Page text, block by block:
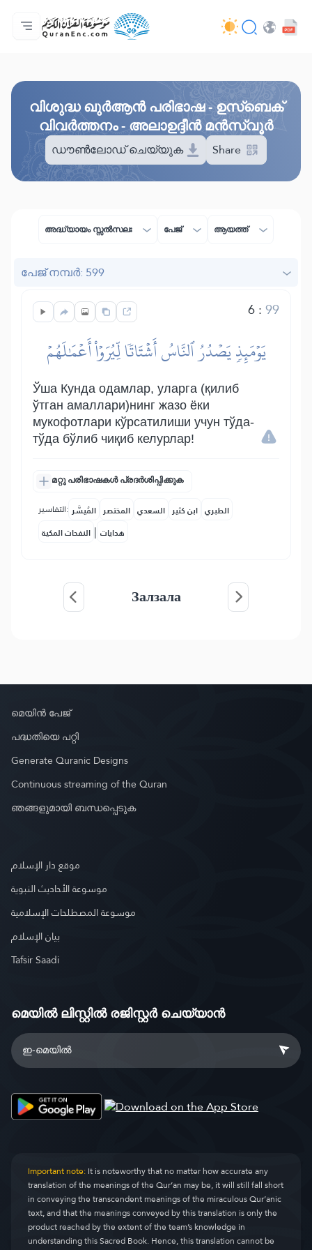
മെയിൻ പേജ്
വിവർത്തനങ്ങളുടെ സൂചിക
Audio
ഡെവലപ്പർമാരുടെ സേവനങ്ങൾ - API
പദ്ധതിയെ പറ്റി
ഞങ്ങളുമായി ബന്ധപ്പെടുക
ഭാഷ
വിശുദ്ധ ഖുർആൻ പരിഭാഷ - ഉസ്ബെക്
വിവർത്തനം - അലാഉദ്ദീൻ മൻസ്വൂർ
ഡൗൺലോഡ് ചെയ്യുക Share
അദ്ധ്യായം സ്സൽസലഃ പേജ് ആയത്ത്
പേജ് നമ്പർ: 599
6:99
يَوۡمَئِذٖ يَصۡدُرُ ٱلنَّاسُ أَشۡتَاتٗا لِّيُرَوۡاْ أَعۡمَٰلَهُمۡ
Ўша Кунда одамлар, уларга (қилиб
ўтган амаллари)нинг жазо ёки
мукофотлари кўрсатилиши учун тўда-
тўда бўлиб чиқиб келурлар!
മറ്റു പരിഭാഷകൾ പ്രദർശിപ്പിക്കുക
التفاسير: المُيسَّر المختصر السعدي ابن كثير الطبري
النفحات المكية | هدايات
Залзала
മെയിൻ പേജ്
പദ്ധതിയെ പറ്റി
Generate Quranic Designs
Continuous streaming of the Quran
ഞങ്ങളുമായി ബന്ധപ്പെടുക
موقع دار الإسلام
موسوعة الأحاديث النبوية
موسوعة المصطلحات الإسلامية
بيان الإسلام
Tafsir Saadi
മെയിൽ ലിസ്റ്റിൽ രജിസ്റ്റർ ചെയ്യാൻ
Important note:It is noteworthy that no matter how accurate any
translation of the meanings of the Qur’an may be, it will still fall short
in conveying the transcendent meanings of the miraculous Qur’anic
text, and that the meanings conveyed by this translation is only the
product reached by the extent of the team’s knowledge in
understanding this Sacred Book. Hence, this translation cannot be